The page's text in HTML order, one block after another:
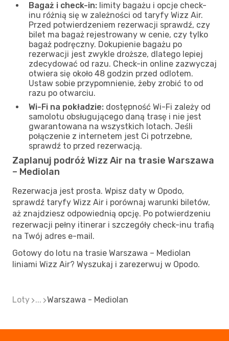
Bagaż i check-in: limity bagażu i opcje check-
inu różnią się w zależności od taryfy Wizz Air.
Przed potwierdzeniem rezerwacji sprawdź, czy
bilet ma bagaż rejestrowany w cenie, czy tylko
bagaż podręczny. Dokupienie bagażu po
rezerwacji jest zwykle droższe, dlatego lepiej
zdecydować od razu. Check-in online zazwyczaj
otwiera się około 48 godzin przed odlotem.
Ustaw sobie przypomnienie, żeby zrobić to od
razu po otwarciu.
Wi-Fi na pokładzie: dostępność Wi-Fi zależy od
samolotu obsługującego daną trasę i nie jest
gwarantowana na wszystkich lotach. Jeśli
połączenie z internetem jest Ci potrzebne,
sprawdź to przed rezerwacją.
Zaplanuj podróż Wizz Air na trasie Warszawa
– Mediolan
Rezerwacja jest prosta. Wpisz daty w Opodo,
sprawdź taryfy Wizz Air i porównaj warunki biletów,
aż znajdziesz odpowiednią opcję. Po potwierdzeniu
rezerwacji pełny itinerar i szczegóły check-inu trafią
na Twój adres e-mail.
Gotowy do lotu na trasie Warszawa – Mediolan
liniami Wizz Air? Wyszukaj i zarezerwuj w Opodo.
Loty ... Warszawa - Mediolan